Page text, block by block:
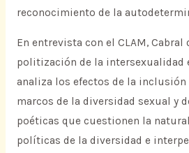
reconocimiento de la
En entrevista con el CLAM, Cabral
politización de la intersexualidad
analiza los efectos de la
marcos de la diversidad sexual y
poéticas que cuestionen la
políticas de la diversidad e